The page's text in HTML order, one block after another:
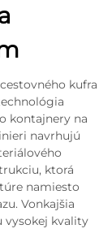
kufra
kontajnery na
navrhujú
ktorá
namiesto
Vonkajšia
vysokej kvality